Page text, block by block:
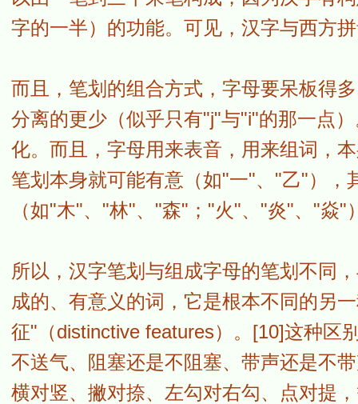
字的一半）的功能。可见，汉字与西方
而且，笔划的组合方式，字母要呆板得
分离的更少（似乎只有"j"与"i"的那一点
化。而且，字母用来表音，用来组词，
笔划本身就可能有意（如"一"、"乙"），
（如"木"、"林"、"森"；"火"、"炎"、"焱
所以，汉字笔划与组成字母的笔划不同
成的、有意义的词，它是根本不同的另
征"（distinctive features）。[10]这种区
不送气、阻塞还是不阻塞、带声还是不
横对竖、撇对捺、左勾对右勾、点对提